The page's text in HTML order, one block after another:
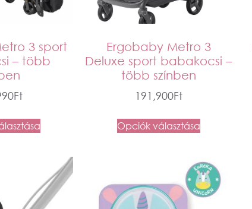
3 sport
– több
Ft
Ergobaby Metro 3
Deluxe sport babakocsi –
több színben
191,900Ft
Opciók választása